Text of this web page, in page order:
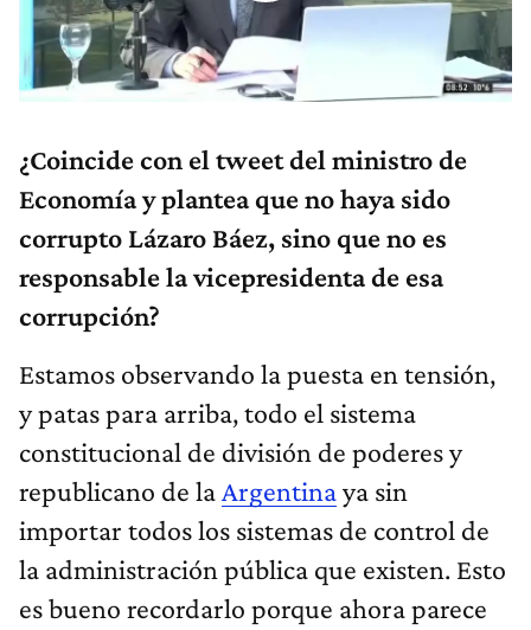
¿Coincide con el tweet del ministro de
Economía y plantea que no haya sido
corrupto Lázaro Báez, sino que no es
responsable la vicepresidenta de esa
corrupción?
Estamos observando la puesta en tensión,
y patas para arriba, todo el sistema
constitucional de división de poderes y
republicano de la Argentinaya sin
importar todos los sistemas de control de
la administración pública que existen. Esto
es bueno recordarlo porque ahora parece